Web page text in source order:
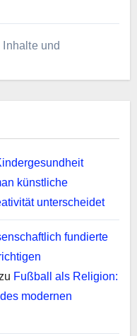
und
künstliche
unterscheidet
fundierte
Fußball als Religion:
modernen